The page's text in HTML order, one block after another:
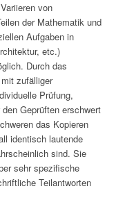
von
der Mathematik und
Aufgaben in
etc.)
Durch das
zufälliger
Prüfung,
Geprüften erschwert
das Kopieren
identisch lautende
sind. Sie
sehr spezifische
Teilantworten